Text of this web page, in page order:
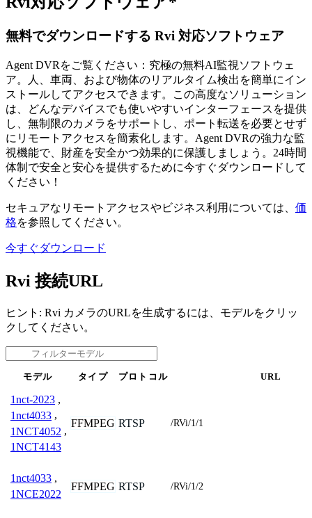
無料でダウンロードする Rvi 対応ソフトウェア
Agent DVRをご覧ください：究極の無料AI監視ソフトウェ
ア。人、車両、および物体のリアルタイム検出を簡単にイン
ストールしてアクセスできます。この高度なソリューション
は、どんなデバイスでも使いやすいインターフェースを提供
し、無制限のカメラをサポートし、ポート転送を必要とせず
にリモートアクセスを簡素化します。Agent DVRの強力な監
視機能で、財産を安全かつ効果的に保護しましょう。24時間
体制で安全と安心を提供するために今すぐダウンロードして
ください！
セキュアなリモートアクセスやビジネス利用については、 価
格を参照してください。
今すぐダウンロード
Rvi 接続URL
ヒント: Rvi カメラのURLを生成するには、モデルをクリッ
クしてください。
モデル タイプ プロトコル URL
1nct-2023 ,
1nct4033 ,
1NCT4052 ,
1NCT4143
FFMPEG RTSP /RVi/1/1
1nct4033 ,
1NCE2022
FFMPEG RTSP /RVi/1/2